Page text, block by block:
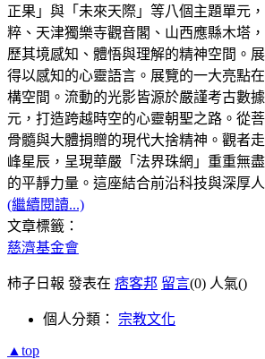
正果」與「未來天際」等八個主題單元
粹、天津獨樂寺觀音閣、山西應縣木塔
歷其境感知、體悟與理解的精神空間。
得以感知的心靈語言。展覽的一大亮點
構空間。流動的光影皆源於嚴謹考古數
元，打造跨越時空的心靈朝聖之路。從
骨髓與大體捐贈的現代大捨精神。觀者
峰星辰，呈現華嚴「法界珠網」重重無
的平靜力量。這座結合前沿科技與深厚
(繼續閱讀...)
文章標籤：
慈濟基金會
柿子日報 發表在 痞客邦 留言(0) 人氣()
個人分類： 宗教文化
▲top